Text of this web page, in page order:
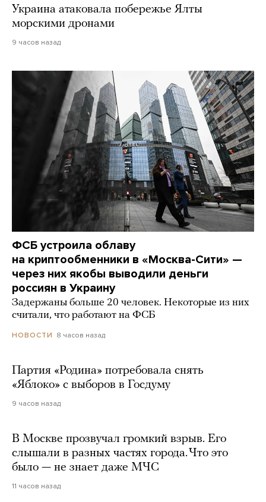
Украина атаковала побережье Ялты
морскими дронами
9 часов назад
ФСБ устроила облаву
на криптообменники в «Москва-Сити» —
через них якобы выводили деньги
россиян в Украину
Задержаны больше 20 человек. Некоторые из них
считали, что работают на ФСБ
НОВОСТИ 8 часов назад
Партия «Родина» потребовала снять
«Яблоко» с выборов в Госдуму
9 часов назад
В Москве прозвучал громкий взрыв. Его
слышали в разных частях города. Что это
было — не знает даже МЧС
11 часов назад